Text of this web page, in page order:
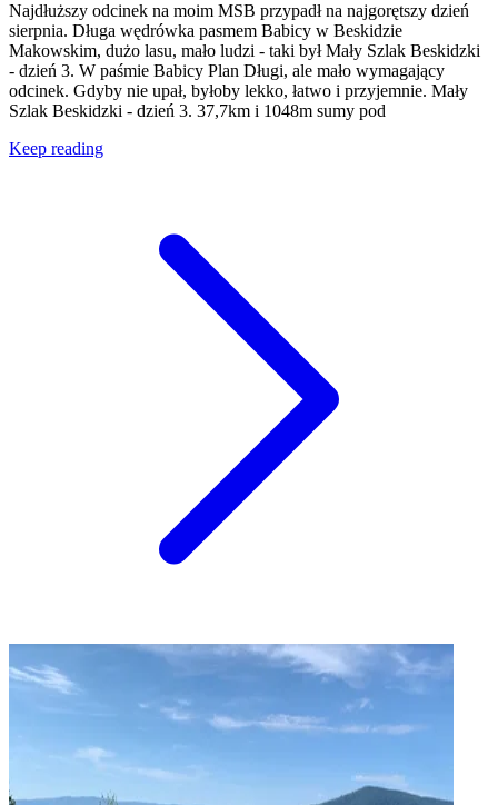
Najdłuższy odcinek na moim MSB przypadł na najgorętszy dzień
sierpnia. Długa wędrówka pasmem Babicy w Beskidzie
Makowskim, dużo lasu, mało ludzi - taki był Mały Szlak Beskidzki
- dzień 3. W paśmie Babicy Plan Długi, ale mało wymagający
odcinek. Gdyby nie upał, byłoby lekko, łatwo i przyjemnie. Mały
Szlak Beskidzki - dzień 3. 37,7km i 1048m sumy pod
Keep reading